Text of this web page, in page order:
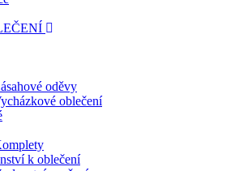
oděvy
oblečení
k oblečení